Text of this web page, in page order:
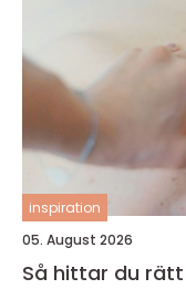
inspiration
05. August 2026
Så hittar du